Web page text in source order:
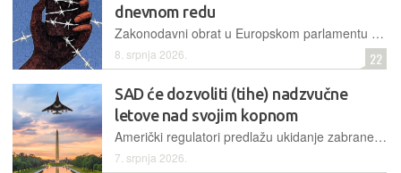
dnevnom redu
Zakonodavni obrat u Europskom parlamentu otvara put za uvođenje nadzora privatnih poruka, pri čemu zagovornici prijedloga koriste proceduralne trikove uoči ljetne stanke zastupnika
8. srpnja 2026. 22
SAD će dozvoliti (tihe) nadzvučne
letove nad svojim kopnom
Američki regulatori predlažu ukidanje zabrane letenja brzinama iznad jednog Macha nad kopnom, ali uz nove ekološke standarde za modernu generaciju zrakoplova koji bi te brzine postizali bez buke
7. srpnja 2026.